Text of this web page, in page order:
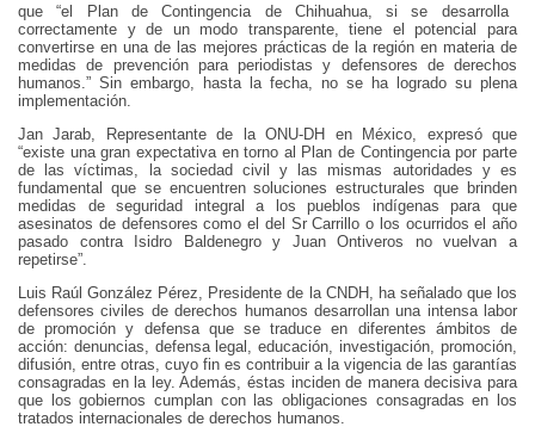
que “el Plan de Contingencia de Chihuahua, si se desarrolla
correctamente y de un modo transparente, tiene el potencial para
convertirse en una de las mejores prácticas de la región en materia de
medidas de prevención para periodistas y defensores de derechos
humanos.” Sin embargo, hasta la fecha, no se ha logrado su plena
implementación.
Jan Jarab, Representante de la ONU-DH en México, expresó que
“existe una gran expectativa en torno al Plan de Contingencia por parte
de las víctimas, la sociedad civil y las mismas autoridades y es
fundamental que se encuentren soluciones estructurales que brinden
medidas de seguridad integral a los pueblos indígenas para que
asesinatos de defensores como el del Sr Carrillo o los ocurridos el año
pasado contra Isidro Baldenegro y Juan Ontiveros no vuelvan a
repetirse”.
Luis Raúl González Pérez, Presidente de la CNDH, ha señalado que los
defensores civiles de derechos humanos desarrollan una intensa labor
de promoción y defensa que se traduce en diferentes ámbitos de
acción: denuncias, defensa legal, educación, investigación, promoción,
difusión, entre otras, cuyo fin es contribuir a la vigencia de las garantías
consagradas en la ley. Además, éstas inciden de manera decisiva para
que los gobiernos cumplan con las obligaciones consagradas en los
tratados internacionales de derechos humanos.